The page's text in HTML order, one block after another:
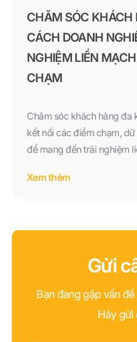
CHĂM SÓC
CÁCH DOANH
NGHIỆM LIỀN
CHẠM
Chăm sóc khách hàng đa
kết nối các điểm chạm,
để mang đến trải nghiệm
hàng, mô hình này còn hỗ
Xem thêm
Gửi
Bạn đang gặp vấn
Hãy gửi